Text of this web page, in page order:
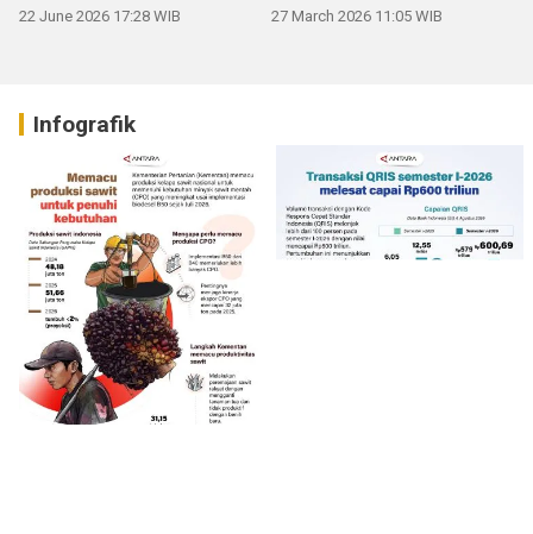
22 June 2026 17:28 WIB 27 March 2026 11:05 WIB
Infografik